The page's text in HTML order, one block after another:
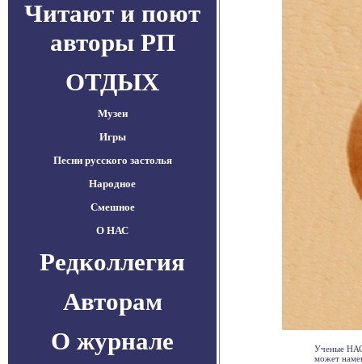
Читают и поют
авторы РП
ОТДЫХ
Музеи
Игры
Песни русского застолья
Народное
Смешное
О НАС
Редколлегия
Авторам
О журнале
Ученые
может